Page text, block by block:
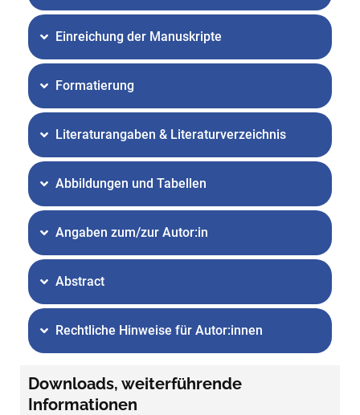
Einreichung der Manuskripte
Formatierung
Literaturangaben & Literaturverzeichnis
Abbildungen und Tabellen
Angaben zum/zur Autor:in
Abstract
Rechtliche Hinweise für Autor:innen
Downloads, weiterführende
Informationen